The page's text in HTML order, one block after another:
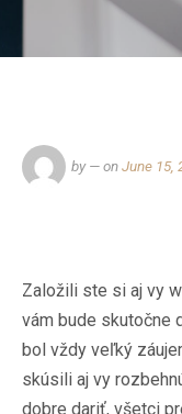
by — on June 15,
Založili ste si aj vy
vám bude skutočne
bol vždy veľký
skúsili aj vy
dobre dariť, všetci